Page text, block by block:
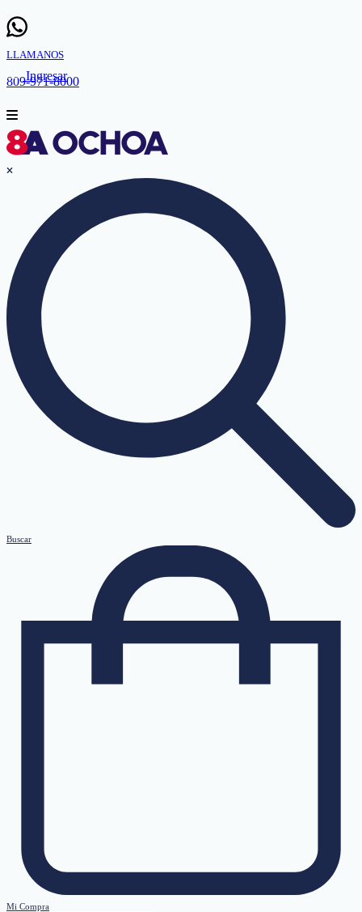
LLAMANOS
809-971-8000
Ingresar
Buscar
Mi Compra